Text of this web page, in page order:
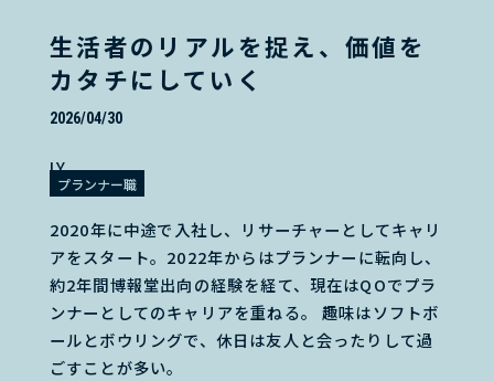
生活者のリアルを捉え、価値を
カタチにしていく
2026/04/30
I.Y.
プランナー職
2020年に中途で入社し、リサーチャーとしてキャリ
アをスタート。2022年からはプランナーに転向し、
約2年間博報堂出向の経験を経て、現在はQOでプラ
ンナーとしてのキャリアを重ねる。 趣味はソフトボ
ールとボウリングで、休日は友人と会ったりして過
ごすことが多い。